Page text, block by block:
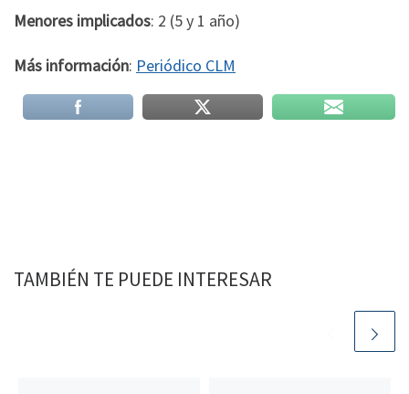
Menores implicados: 2 (5 y 1 año)
Más información: Periódico CLM
TAMBIÉN TE PUEDE INTERESAR